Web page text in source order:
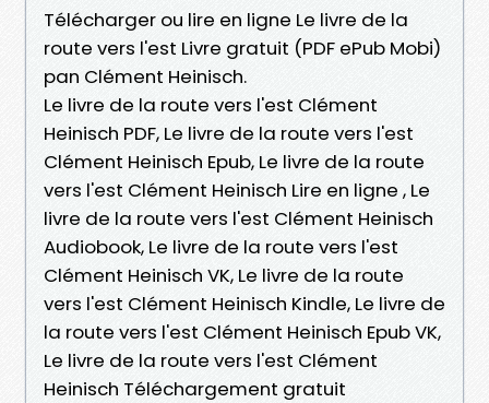
Télécharger ou lire en ligne Le livre de la
route vers l'est Livre gratuit (PDF ePub Mobi)
pan Clément Heinisch.
Le livre de la route vers l'est Clément
Heinisch PDF, Le livre de la route vers l'est
Clément Heinisch Epub, Le livre de la route
vers l'est Clément Heinisch Lire en ligne , Le
livre de la route vers l'est Clément Heinisch
Audiobook, Le livre de la route vers l'est
Clément Heinisch VK, Le livre de la route
vers l'est Clément Heinisch Kindle, Le livre de
la route vers l'est Clément Heinisch Epub VK,
Le livre de la route vers l'est Clément
Heinisch Téléchargement gratuit